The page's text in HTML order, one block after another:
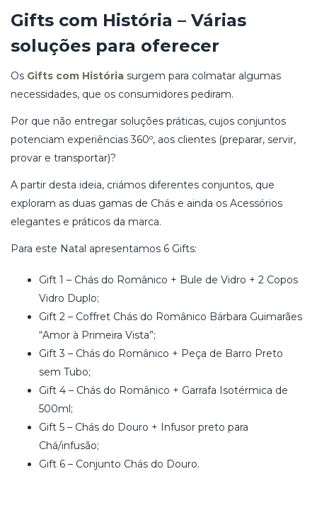
Gifts com História – Várias
soluções para oferecer
Os Gifts com História surgem para colmatar algumas
necessidades, que os consumidores pediram.
Por que não entregar soluções práticas, cujos conjuntos
potenciam experiências 360º, aos clientes (preparar, servir,
provar e transportar)?
A partir desta ideia, criámos diferentes conjuntos, que
exploram as duas gamas de Chás e ainda os Acessórios
elegantes e práticos da marca.
Para este Natal apresentamos 6 Gifts:
Gift 1 – Chás do Românico + Bule de Vidro + 2 Copos
Vidro Duplo;
Gift 2 – Coffret Chás do Românico Bárbara Guimarães
“Amor à Primeira Vista”;
Gift 3 – Chás do Românico + Peça de Barro Preto
sem Tubo;
Gift 4 – Chás do Românico + Garrafa Isotérmica de
500ml;
Gift 5 – Chás do Douro + Infusor preto para
Chá/infusão;
Gift 6 – Conjunto Chás do Douro.